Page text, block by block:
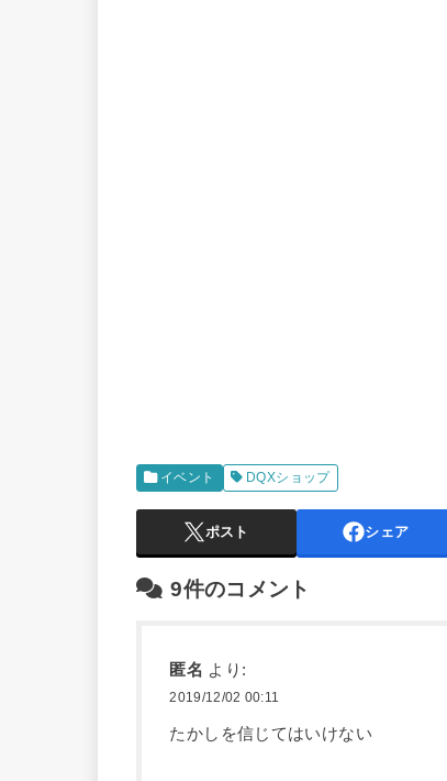
イベント DQXショップ
ポスト シェア
9件のコメント
匿名 より:
2019/12/02 00:11
たかしを信じてはいけない